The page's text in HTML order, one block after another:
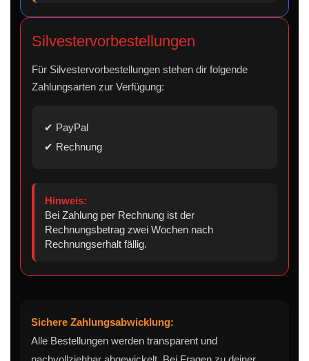
Silvestervorbestellungen
Für Silvestervorbestellungen stehen dir folgende
Zahlungsarten zur Verfügung:
✔ PayPal
✔ Rechnung
Hinweis:
Bei Zahlung per Rechnung ist der
Rechnungsbetrag zwei Wochen nach
Rechnungserhalt fällig.
Sichere Zahlungsabwicklung:
Alle Bestellungen werden transparent und